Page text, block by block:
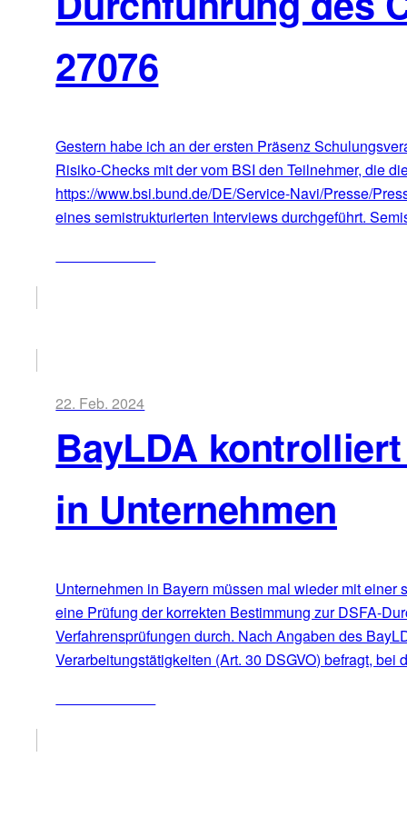
27076
Gestern habe ich an der ersten Präsenz
Risiko-Checks mit der vom BSI den Teilnehmer, die
https://www.bsi.bund.de/DE/Service-Navi/Presse/
eines semistrukturierten Interviews durchgeführt.
22. Feb. 2024
BayLDA
in Unternehmen
Unternehmen in Bayern müssen mal wieder mit
eine Prüfung der korrekten Bestimmung zur DSFA-
Verfahrensprüfungen durch. Nach Angaben des
Verarbeitungstätigkeiten (Art. 30 DSGVO) befragt,